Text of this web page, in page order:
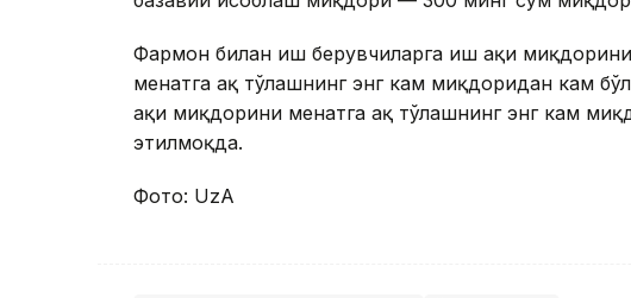
Фармон билан иш берувчиларга иш ҳақи
меҳнатга ҳақ тўлашнинг энг кам миқдоридан кам
ҳақи миқдорини меҳнатга ҳақ тўлашнинг энг кам
этилмоқда.
Фото: UzA